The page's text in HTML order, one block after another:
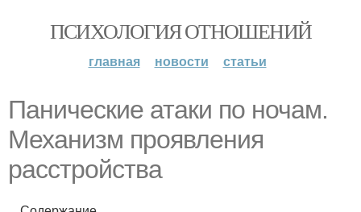
ПСИХОЛОГИЯ ОТНОШЕНИЙ
главная новости статьи
Панические атаки по ночам.
Механизм проявления
расстройства